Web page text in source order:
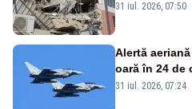
31 iul. 2026, 07:50
Alertă
oară în 24 de
Eurofighter
31 iul. 2026, 07:24